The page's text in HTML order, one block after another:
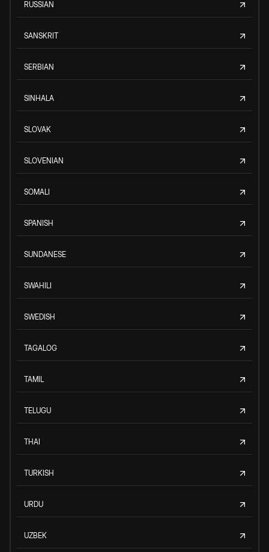
RUSSIAN
SANSKRIT
SERBIAN
SINHALA
SLOVAK
SLOVENIAN
SOMALI
SPANISH
SUNDANESE
SWAHILI
SWEDISH
TAGALOG
TAMIL
TELUGU
THAI
TURKISH
URDU
UZBEK